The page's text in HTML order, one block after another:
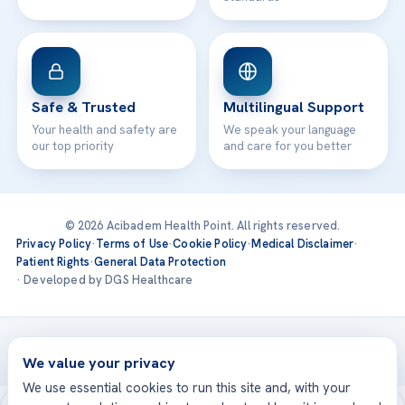
Safe & Trusted
Your health and safety are
our top priority
Multilingual Support
We speak your language
and care for you better
© 2026 Acibadem Health Point. All rights reserved.
Privacy Policy·Terms of Use·Cookie Policy·Medical Disclaimer·
Patient Rights·General Data Protection
· Developed by DGS Healthcare
Treatments are delivered at our JCI-accredited hospitals —
Acıbadem International
We value your privacy
We use essential cookies to run this site and, with your